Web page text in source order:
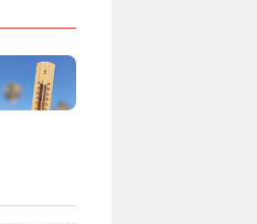
škodí baterii telefonu,